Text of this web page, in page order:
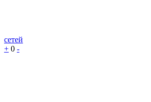
сетей
+ 0 -